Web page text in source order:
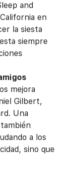
and
en
la siesta
siempre
mejora
Gilbert,
Una
a los
sino que